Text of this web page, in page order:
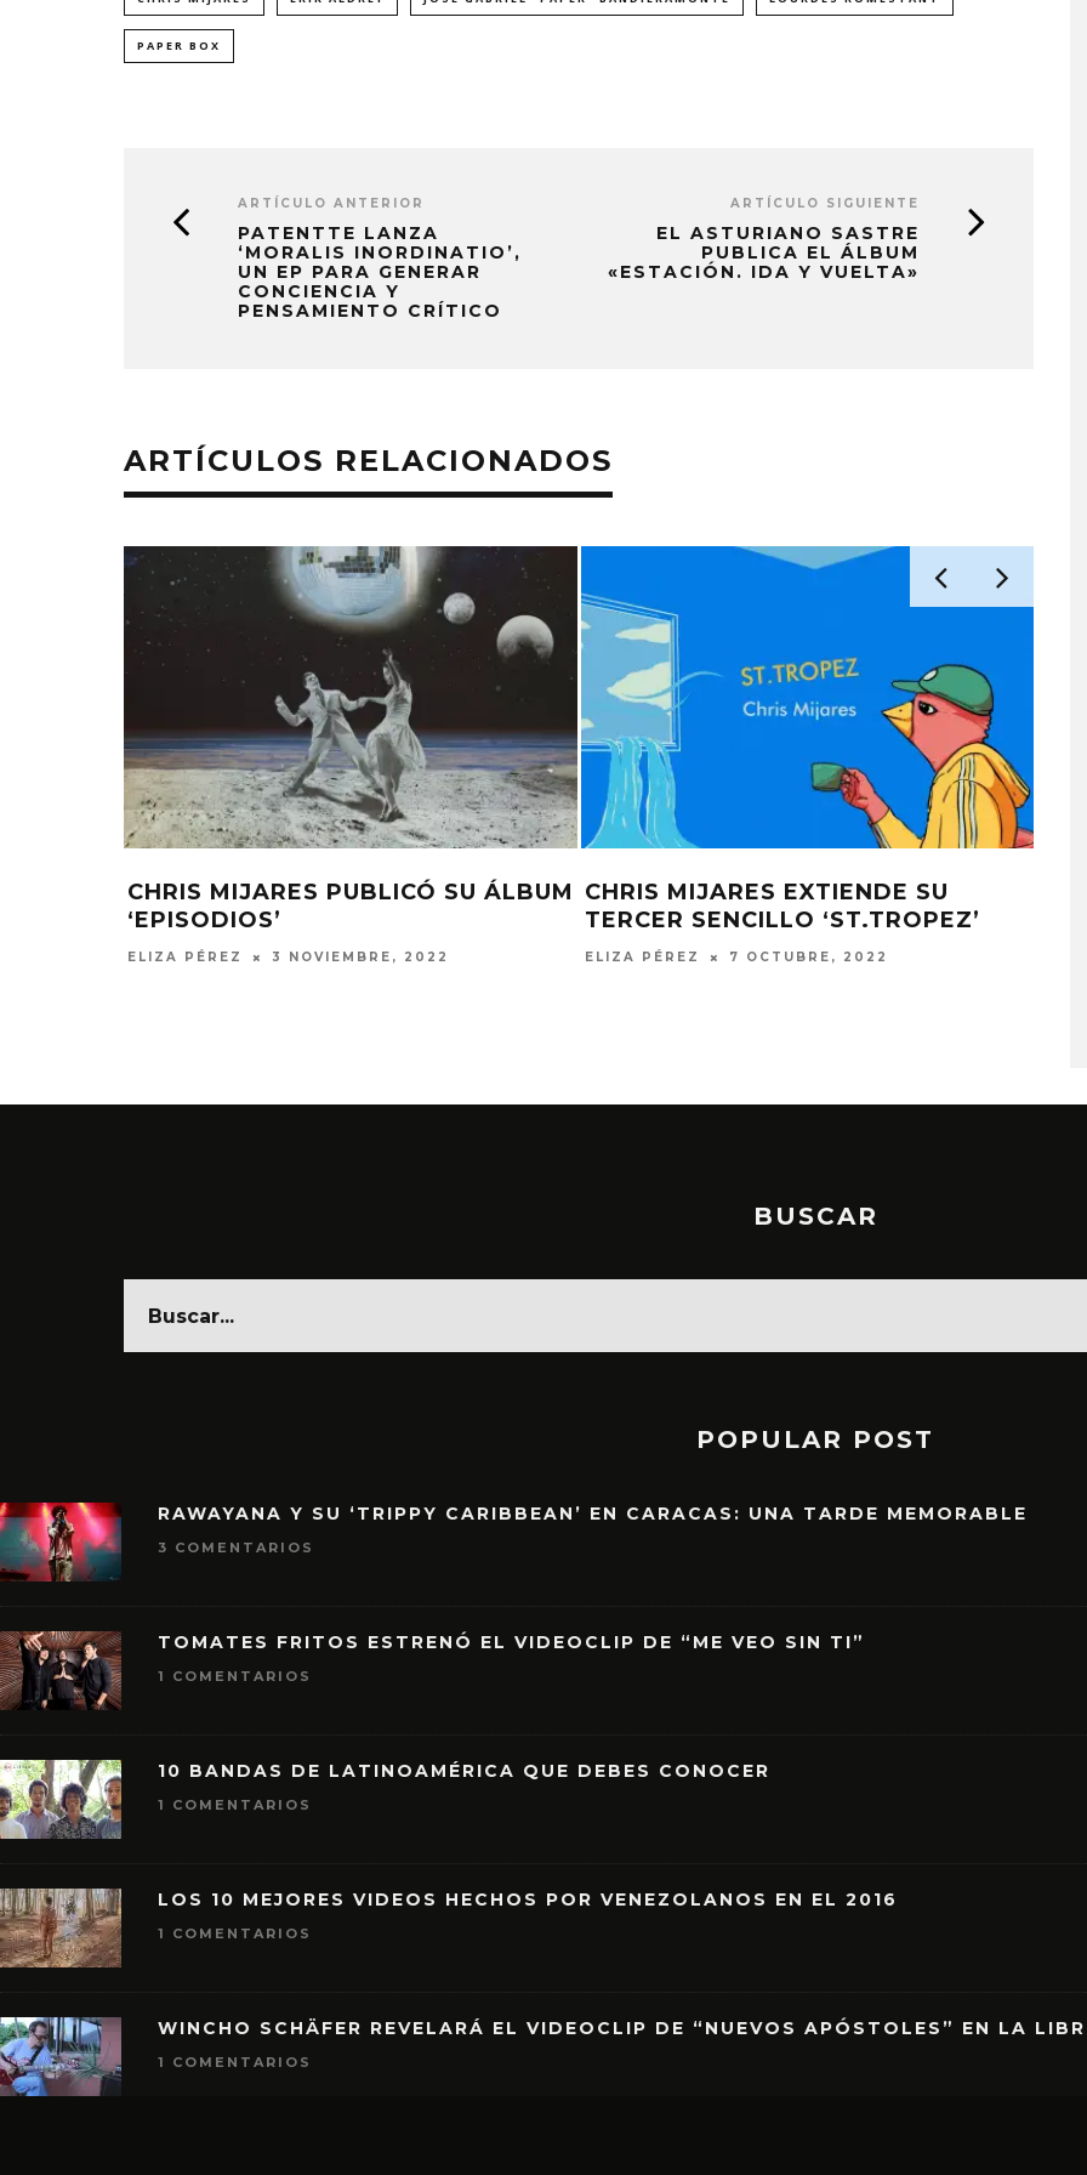
PAPER BOX
ARTÍCULO ANTERIOR
PATENTTE LANZA
‘MORALIS INORDINATIO’,
UN EP PARA GENERAR
CONCIENCIA Y
PENSAMIENTO CRÍTICO
ARTÍCULO SIGUIENTE
EL ASTURIANO SASTRE
PUBLICA EL ÁLBUM
«ESTACIÓN. IDA Y VUELTA»
ARTÍCULOS RELACIONADOS
CHRIS MIJARES PUBLICÓ SU ÁLBUM
‘EPISODIOS’
ELIZA PÉREZ 3 NOVIEMBRE, 2022
CHRIS MIJARES EXTIENDE SU
TERCER SENCILLO ‘ST.TROPEZ’
ELIZA PÉREZ 7 OCTUBRE, 2022
FRAGILIDAD DEL TIEMPO
BUSCAR
POPULAR POST
RAWAYANA Y SU ‘TRIPPY CARIBBEAN’ EN CARACAS: UNA TARDE MEMORABLE
3 COMENTARIOS
TOMATES FRITOS ESTRENÓ EL VIDEOCLIP DE “ME VEO SIN TI”
1 COMENTARIOS
10 BANDAS DE LATINOAMÉRICA QUE DEBES CONOCER
1 COMENTARIOS
LOS 10 MEJORES VIDEOS HECHOS POR VENEZOLANOS EN EL 2016
1 COMENTARIOS
WINCHO SCHÄFER REVELARÁ EL VIDEOCLIP DE “NUEVOS APÓSTOLES” EN LA
1 COMENTARIOS